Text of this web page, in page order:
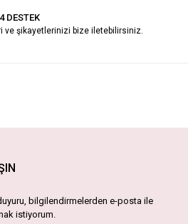
DESTEK
ve şikayetlerinizi bize iletebilirsiniz.
bilgilendirmelerden e-posta ile
istiyorum.